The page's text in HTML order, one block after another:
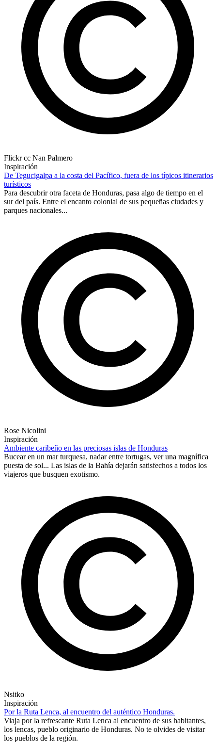
Flickr cc Nan Palmero
Inspiración
De Tegucigalpa a la costa del Pacífico, fuera de los típicos itinerarios
turísticos
Para descubrir otra faceta de Honduras, pasa algo de tiempo en el
sur del país. Entre el encanto colonial de sus pequeñas ciudades y
parques nacionales...
Rose Nicolini
Inspiración
Ambiente caribeño en las preciosas islas de Honduras
Bucear en un mar turquesa, nadar entre tortugas, ver una magnífica
puesta de sol... Las islas de la Bahía dejarán satisfechos a todos los
viajeros que busquen exotismo.
Nsitko
Inspiración
Por la Ruta Lenca, al encuentro del auténtico Honduras.
Viaja por la refrescante Ruta Lenca al encuentro de sus habitantes,
los lencas, pueblo originario de Honduras. No te olvides de visitar
los pueblos de la región.